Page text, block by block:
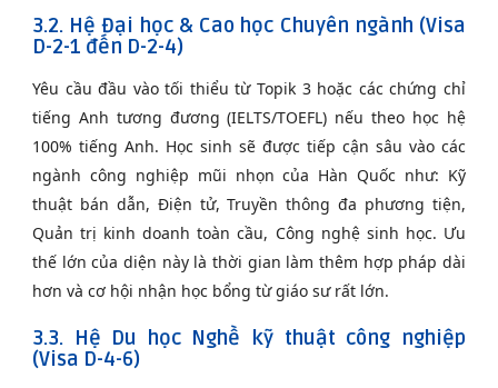
3.2. Hệ Đại học & Cao học Chuyên ngành (Visa
D-2-1 đến D-2-4)
Yêu cầu đầu vào tối thiểu từ Topik 3 hoặc các chứng chỉ
tiếng Anh tương đương (IELTS/TOEFL) nếu theo học hệ
100% tiếng Anh. Học sinh sẽ được tiếp cận sâu vào các
ngành công nghiệp mũi nhọn của Hàn Quốc như: Kỹ
thuật bán dẫn, Điện tử, Truyền thông đa phương tiện,
Quản trị kinh doanh toàn cầu, Công nghệ sinh học. Ưu
thế lớn của diện này là thời gian làm thêm hợp pháp dài
hơn và cơ hội nhận học bổng từ giáo sư rất lớn.
3.3. Hệ Du học Nghề kỹ thuật công nghiệp
(Visa D-4-6)